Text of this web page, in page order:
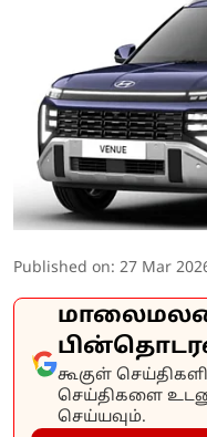
Published on: 27 Mar
கூகுள்
செய்திகளை
செய்யவும்.